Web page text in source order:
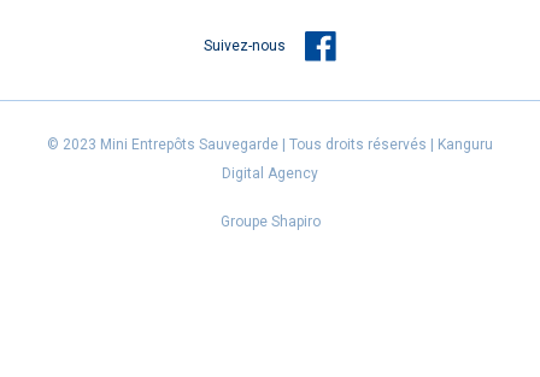
Suivez-nous
© 2023 Mini Entrepôts Sauvegarde | Tous droits réservés | Kanguru
Digital Agency
Groupe Shapiro